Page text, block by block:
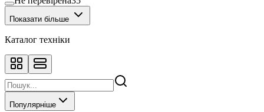
Показати більше
Каталог техніки
Популярніше